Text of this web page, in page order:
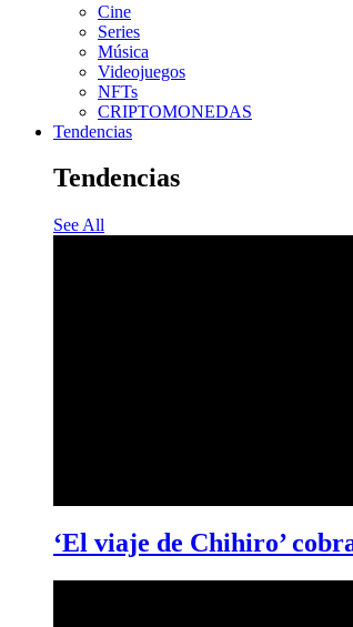
Cine
Series
Música
Videojuegos
NFTs
CRIPTOMONEDAS
Tendencias
Tendencias
See All
‘El viaje de Chihiro’